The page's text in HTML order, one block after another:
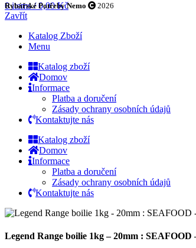
0items / 0,00Kč
Rybářské Potřeby Nemo 2026
Zavřít
Katalog Zboží
Menu
Katalog zboží
Domov
Informace
Platba a doručení
Zásady ochrany osobních údajů
Kontaktujte nás
Katalog zboží
Domov
Informace
Platba a doručení
Zásady ochrany osobních údajů
Kontaktujte nás
Legend Range boilie 1kg – 20mm :